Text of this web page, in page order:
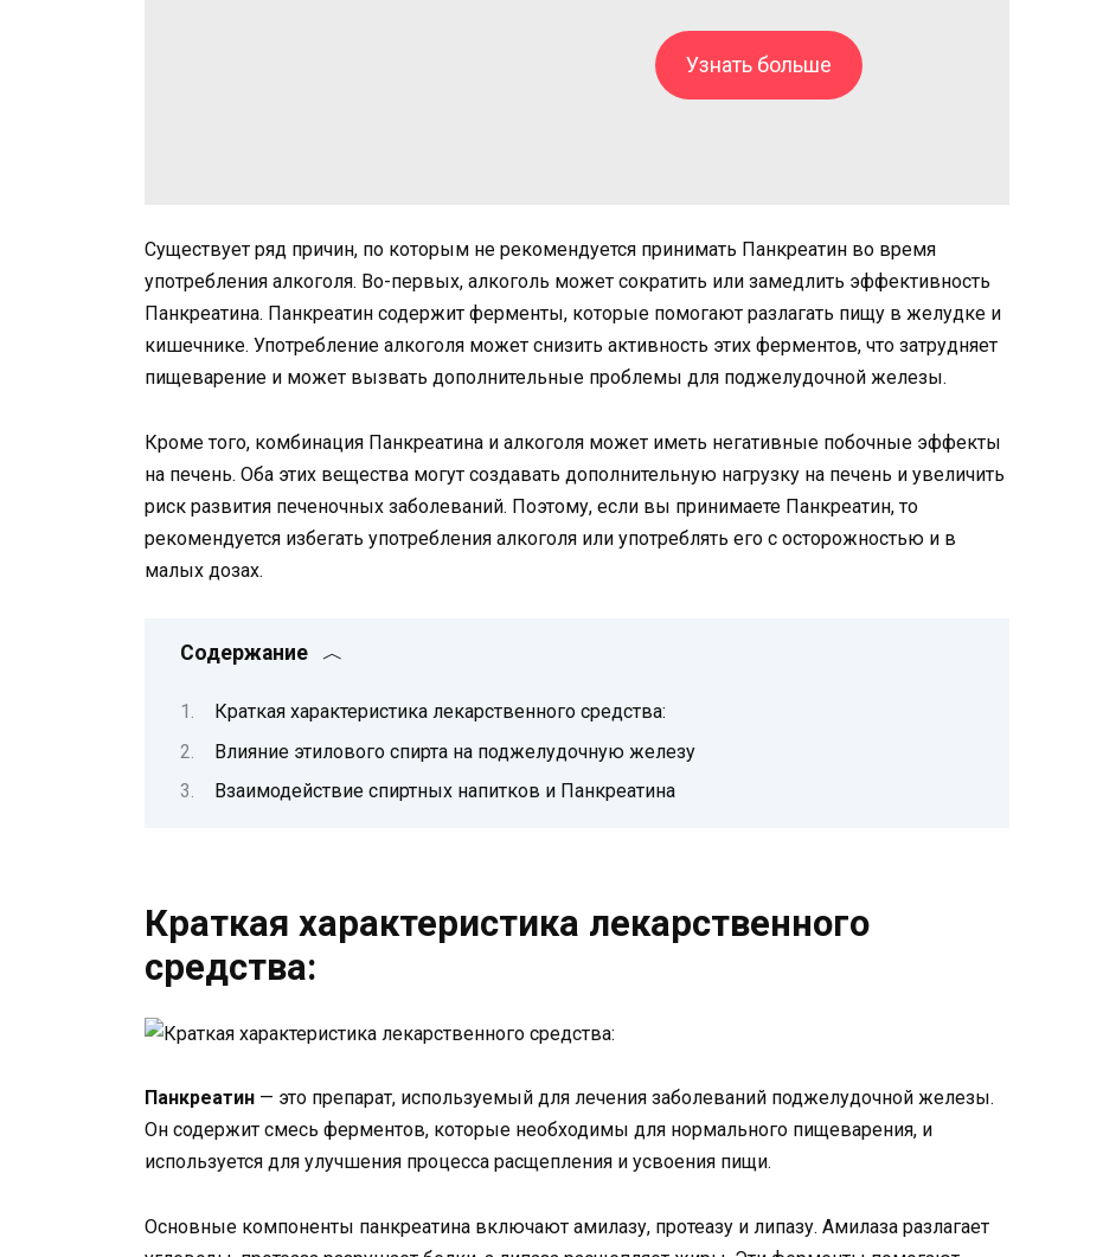
Узнать больше
Существует ряд причин, по которым не рекомендуется принимать Панкреатин во время
употребления алкоголя. Во-первых, алкоголь может сократить или замедлить эффективность
Панкреатина. Панкреатин содержит ферменты, которые помогают разлагать пищу в желудке и
кишечнике. Употребление алкоголя может снизить активность этих ферментов, что затрудняет
пищеварение и может вызвать дополнительные проблемы для поджелудочной железы.
Кроме того, комбинация Панкреатина и алкоголя может иметь негативные побочные эффекты
на печень. Оба этих вещества могут создавать дополнительную нагрузку на печень и увеличить
риск развития печеночных заболеваний. Поэтому, если вы принимаете Панкреатин, то
рекомендуется избегать употребления алкоголя или употреблять его с осторожностью и в
малых дозах.
Содержание
Краткая характеристика лекарственного средства:
Влияние этилового спирта на поджелудочную железу
Взаимодействие спиртных напитков и Панкреатина
Краткая характеристика лекарственного
средства:
Панкреатин — это препарат, используемый для лечения заболеваний поджелудочной железы.
Он содержит смесь ферментов, которые необходимы для нормального пищеварения, и
используется для улучшения процесса расщепления и усвоения пищи.
Основные компоненты панкреатина включают амилазу, протеазу и липазу. Амилаза разлагает